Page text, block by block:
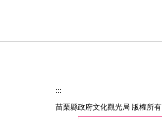
:::
苗栗縣政府文化觀光局 版權所有